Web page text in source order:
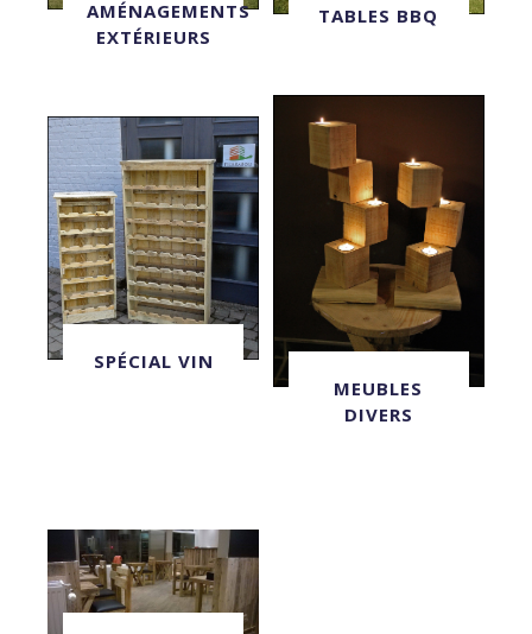
AMÉNAGEMENTS
EXTÉRIEURS
SPÉCIAL VIN
TABLES BBQ
MEUBLES
DIVERS